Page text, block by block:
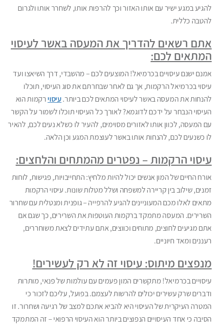
להגיע במגע ישיר עם אותו האזור וכך להרפות אותו, לשחרר אותו ולגרום
להטבה כללית.
אתם רשאים להדריך את המעסה באשר לעיסוי
המתאים לכם:
אמנם ישנם עיסויים בכרמיאל! המוצעים לכם – מהשבדי, דרך השיאצו ועד
עיסוי בכרמיאל הרקמות, אך גם לאחר שבחרתם את סוג העיסוי, תוכלו
להנחות את המעסה באשר לעיסוי המתאים לכם ביותר. עיסוי רקמות הוא
העיסוי הנבחר על ידכם לדוגמא? לאורך כל העיסוי תוכלו לשמור על הקשר
עם המעסה, לכוון אותו לאזורים מסוימים, להעיר לו כשלא נעים לכם, להאיר
לו כשנעים לכם, להנחות אותו באשר לעוצמת המגע וכן הלאה.
עיסוי הרקמות – נפטרים מהמתחים והלחצים:
אורח החיים של המון אנשים יכול להיות מלחיץ: התחייבויות, פגישות, לוחות
זמנים, שילוב בין קריירה למשפחה ושלל מטלות שונות. עיסוי הרקמות
מתאים לאלו מכם המעוניינים להגיע להרפייה – גופנית ומנטלית עם שחרור
השרירים. המעסה מתמקד ברקמות העוטפות את השרירים, כך שגם אם
אתם מגיעים לחוצים, מתוחים וכווצים, אתם עתידים לצאת משוחררים,
רעננים ומאד חיוניים.
מנפצים מיתוס: עיסוי זה לא רק לעשירים!
עיסויים בכרמיאל! מתקשרים המון פעמים עם עולמות של פנאי, מותרות
ודברים שרק עשירים יכולים להרשות לעצמם. בפועל, עליכם לזכור כי
המטרה העיקרית של העיסוי היא להביא אתכם למצב של רגיעה ושחרור. זו
הסיבה כי אחד העיסויים הנפוצים ביותר הוא העיסוי הרפואי – זה המתמקד